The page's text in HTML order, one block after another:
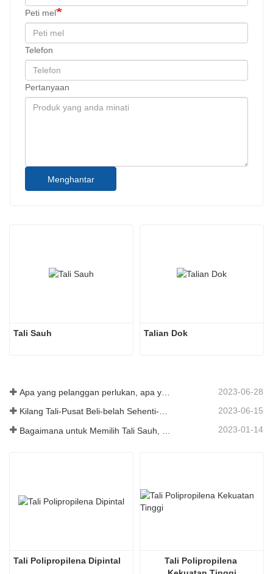
Peti mel
Telefon
Pertanyaan
Menghantar
Tali Sauh Talian Dok
2023-06-28
Kilang Tali-Pusat Beli-belah Sehenti-Tai an Rope LTD 2023-06-15
2023-01-14
Tali Polipropilena Dipintal
Tali Polipropilena